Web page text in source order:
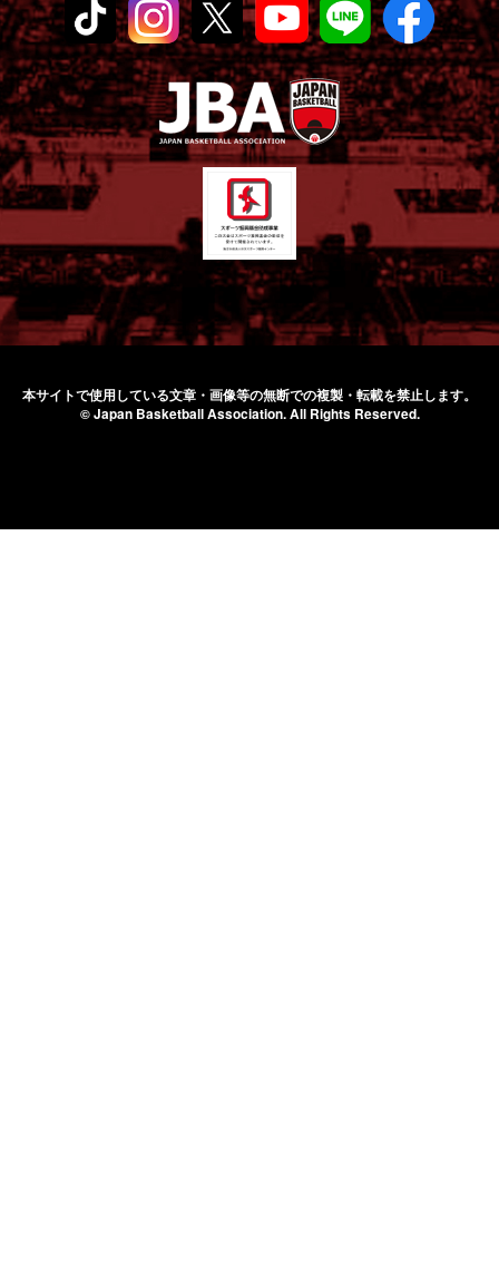
本サイトで使用している文章・画像等の無断での複製・転載を禁止します。
© Japan Basketball Association.All Rights Reserved.